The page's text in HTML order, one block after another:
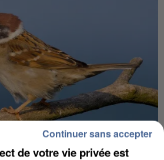
de votre vie privée est
Continuer sans accepter